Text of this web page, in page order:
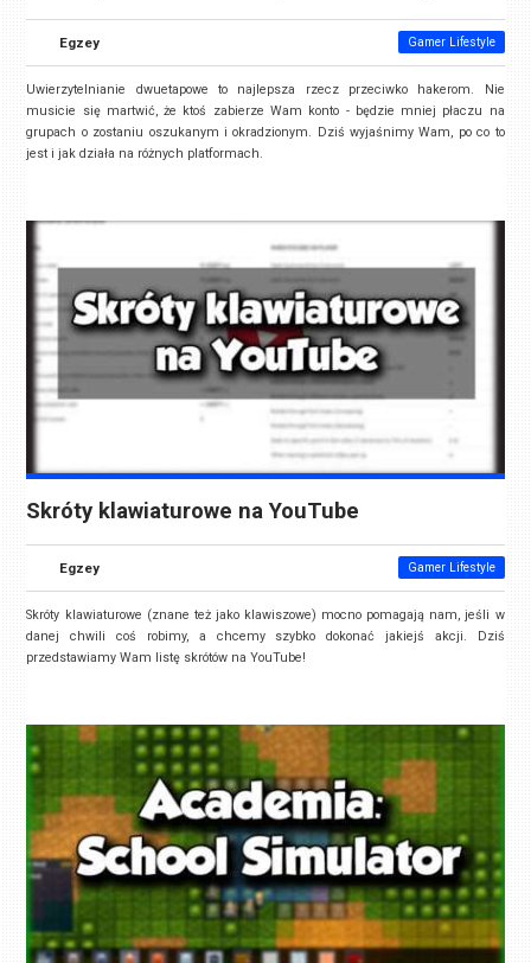
Egzey Gamer Lifestyle
Uwierzytelnianie dwuetapowe to najlepsza rzecz przeciwko hakerom. Nie
musicie się martwić, że ktoś zabierze Wam konto - będzie mniej płaczu na
grupach o zostaniu oszukanym i okradzionym. Dziś wyjaśnimy Wam, po co to
jest i jak działa na różnych platformach.
Skróty klawiaturowe na YouTube
Egzey Gamer Lifestyle
Skróty klawiaturowe (znane też jako klawiszowe) mocno pomagają nam, jeśli w
danej chwili coś robimy, a chcemy szybko dokonać jakiejś akcji. Dziś
przedstawiamy Wam listę skrótów na YouTube!